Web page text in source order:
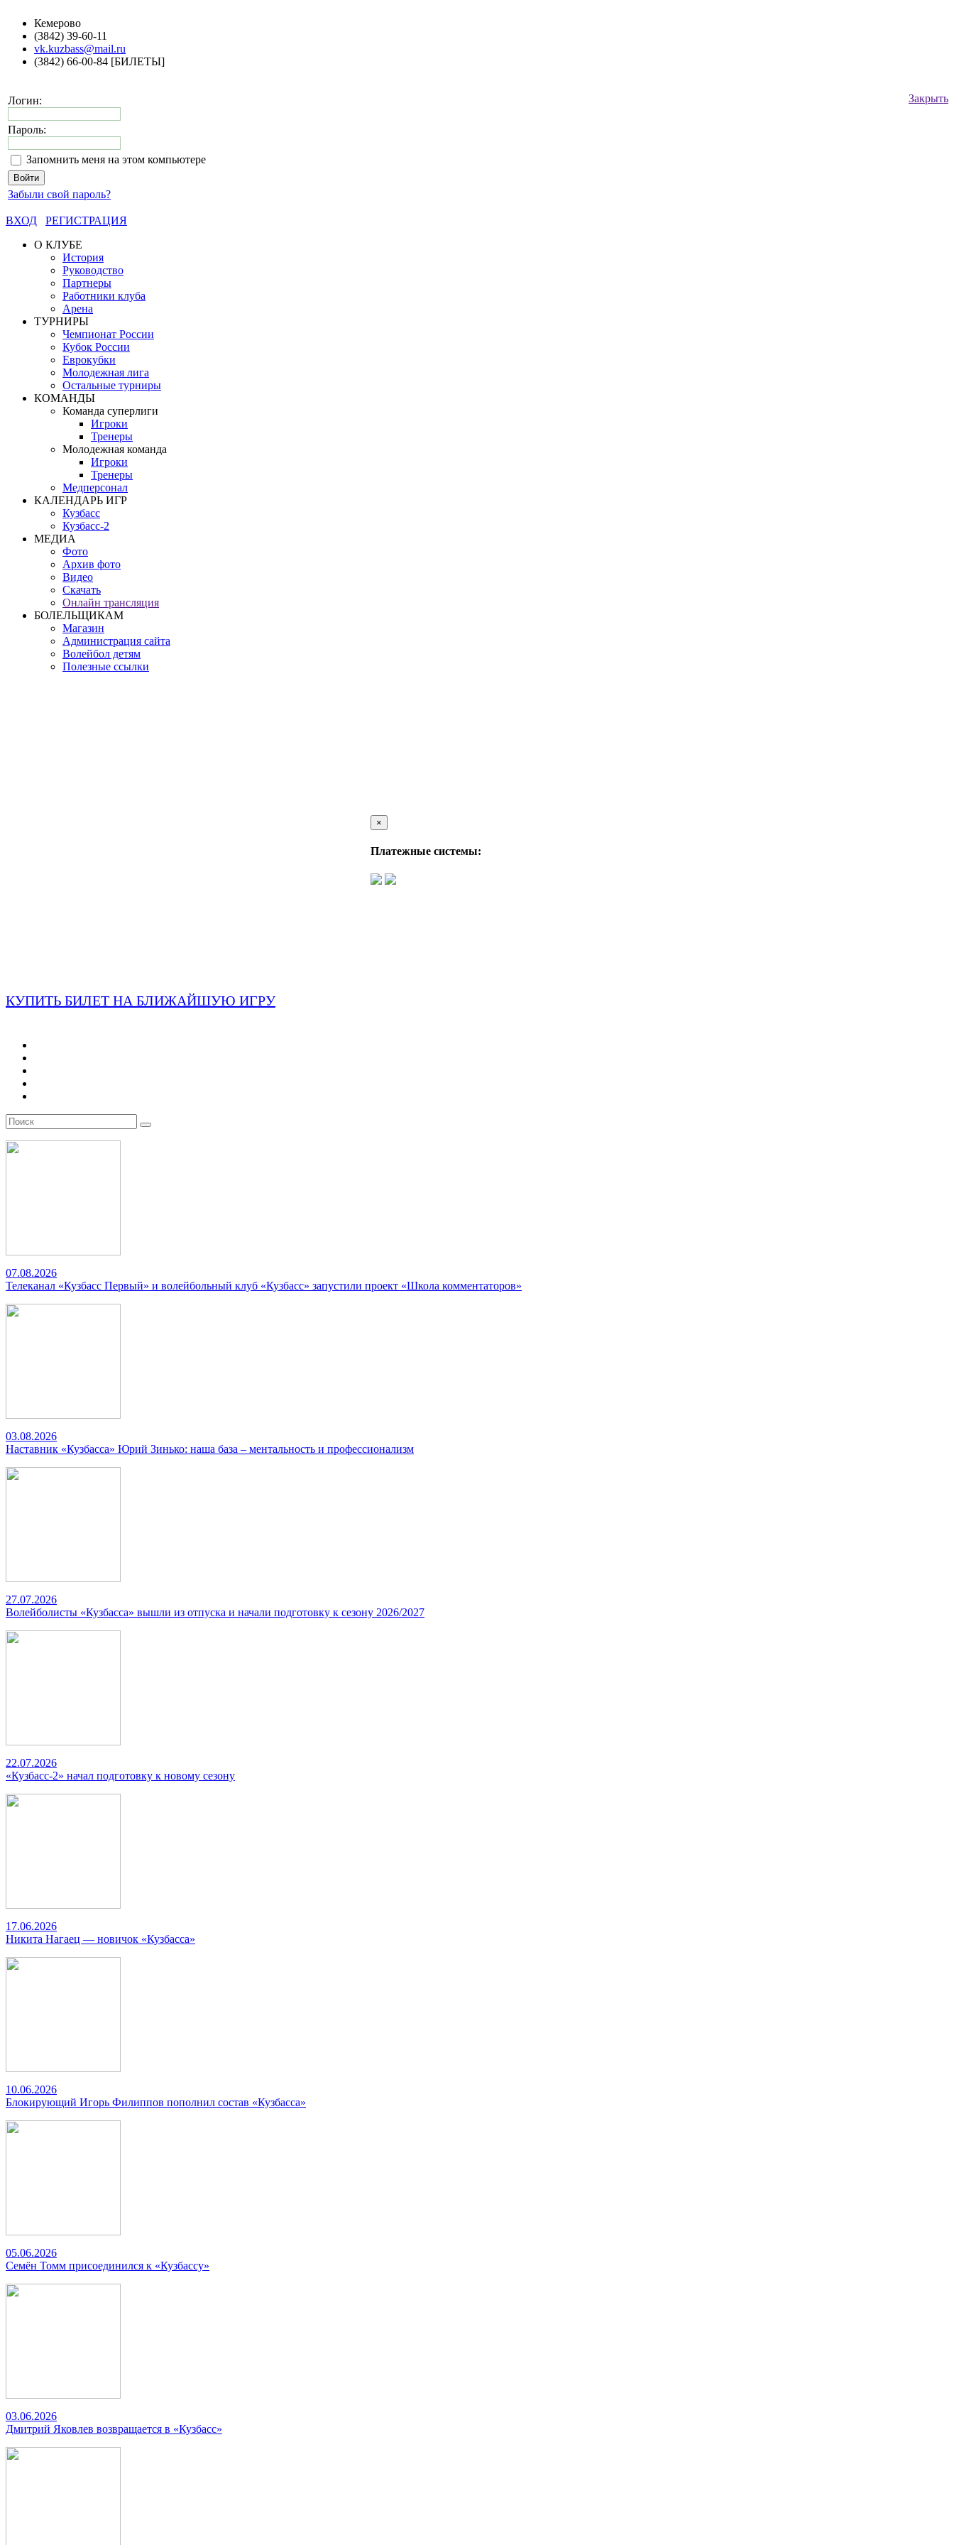
Кемерово
(3842) 39-60-11
vk.kuzbass@mail.ru
(3842) 66-00-84 [БИЛЕТЫ]
Закрыть
Логин:
Пароль:
Запомнить меня на этом компьютере
Забыли свой пароль?
ВХОД
РЕГИСТРАЦИЯ
О КЛУБЕ
История
Руководство
Партнеры
Работники клуба
Арена
ТУРНИРЫ
Чемпионат России
Кубок России
Еврокубки
Молодежная лига
Остальные турниры
КОМАНДЫ
Команда суперлиги
Игроки
Тренеры
Молодежная команда
Игроки
Тренеры
Медперсонал
КАЛЕНДАРЬ ИГР
Кузбасс
Кузбасс-2
МЕДИА
Фото
Архив фото
Видео
Скачать
Онлайн трансляция
БОЛЕЛЬЩИКАМ
Магазин
Администрация сайта
Волейбол детям
Полезные ссылки
×
Платежные системы:
КУПИТЬ БИЛЕТ НА БЛИЖАЙШУЮ ИГРУ
07.08.2026
Телеканал «Кузбасс Первый» и волейбольный клуб «Кузбасс» запустили проект «Школа комментаторов»
03.08.2026
Наставник «Кузбасса» Юрий Зинько: наша база – ментальность и профессионализм
27.07.2026
Волейболисты «Кузбасса» вышли из отпуска и начали подготовку к сезону 2026/2027
22.07.2026
«Кузбасс-2» начал подготовку к новому сезону
17.06.2026
Никита Нагаец — новичок «Кузбасса»
10.06.2026
Блокирующий Игорь Филиппов пополнил состав «Кузбасса»
05.06.2026
Семён Томм присоединился к «Кузбассу»
03.06.2026
Дмитрий Яковлев возвращается в «Кузбасс»